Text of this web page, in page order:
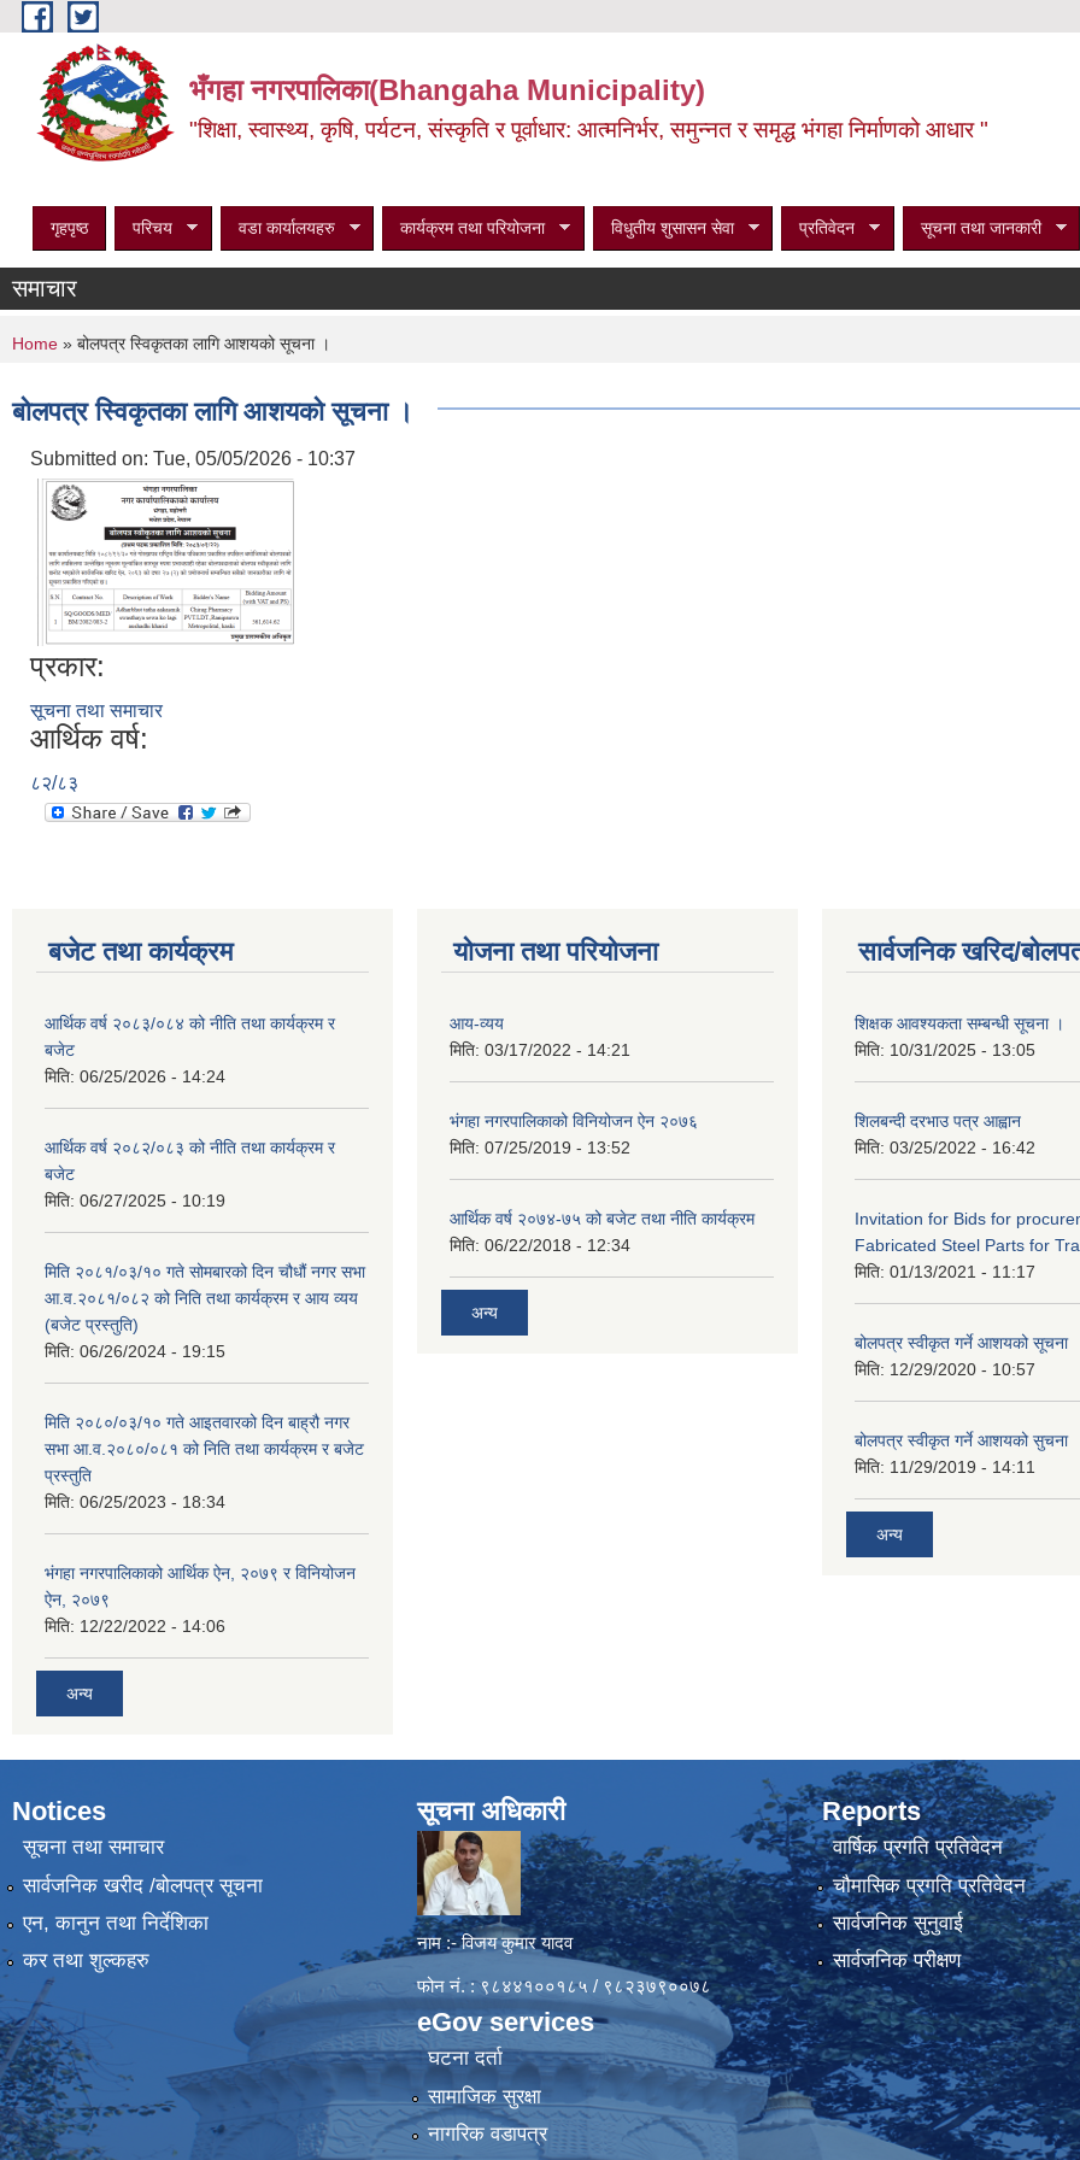
Skip to main content
भँगहा नगरपालिका(Bhangaha Municipality)
"शिक्षा, स्वास्थ्य, कृषि, पर्यटन, संस्कृति र पूर्वाधार: आत्मनिर्भर, समुन्नत र समृद्ध भंगहा निर्माणको आधार "
गृहपृष्ठ परिचय वडा कार्यालयहरु कार्यक्रम तथा परियोजना विधुतीय शुसासन सेवा प्रतिवेदन सूचना तथा जानकारी
समाचार
You are here
Home » बोलपत्र स्विकृतका लागि आशयको सूचना ।
बोलपत्र स्विकृतका लागि आशयको सूचना ।
Submitted on: Tue, 05/05/2026 - 10:37
प्रकार:
सूचना तथा समाचार
आर्थिक वर्ष:
८२/८३
बजेट तथा कार्यक्रम
आर्थिक वर्ष २०८३/०८४ को नीति तथा कार्यक्रम र
बजेट
मिति: 06/25/2026 - 14:24
आर्थिक वर्ष २०८२/०८३ को नीति तथा कार्यक्रम र
बजेट
मिति: 06/27/2025 - 10:19
मिति २०८१/०३/१० गते सोमबारको दिन चौधौं नगर सभा
आ.व.२०८१/०८२ को निति तथा कार्यक्रम र आय व्यय
(बजेट प्रस्तुति)
मिति: 06/26/2024 - 19:15
मिति २०८०/०३/१० गते आइतवारको दिन बाह्रौ नगर
सभा आ.व.२०८०/०८१ को निति तथा कार्यक्रम र बजेट
प्रस्तुति
मिति: 06/25/2023 - 18:34
भंगहा नगरपालिकाको आर्थिक ऐन, २०७९ र विनियोजन
ऐन, २०७९
मिति: 12/22/2022 - 14:06
अन्य
योजना तथा परियोजना
आय-व्यय
मिति: 03/17/2022 - 14:21
भंगहा नगरपालिकाको विनियोजन ऐन २०७६
मिति: 07/25/2019 - 13:52
आर्थिक वर्ष २०७४-७५ को बजेट तथा नीति कार्यक्रम
मिति: 06/22/2018 - 12:34
अन्य
सार्वजनिक खरिद/
शिक्षक आवश्यकता सम्बन्धी सूचना ।
मिति: 10/31/2025 - 13:05
शिलबन्दी दरभाउ पत्र आह्वान
मिति: 03/25/2022 - 16:42
Invitation for Bids for
Fabricated Steel Parts for
मिति: 01/13/2021 - 11:17
बोलपत्र स्वीकृत गर्ने आशयको सूचना
मिति: 12/29/2020 - 10:57
बोलपत्र स्वीकृत गर्ने आशयको सुचना
मिति: 11/29/2019 - 14:11
अन्य
Notices
सूचना तथा समाचार
सार्वजनिक खरीद /बोलपत्र सूचना
एन, कानुन तथा निर्देशिका
कर तथा शुल्कहरु
सूचना अधिकारी
नाम :- विजय कुमार यादव
फोन नं. : ९८४४१००१८५ / ९८२३७९००७८
eGov services
घटना दर्ता
सामाजिक सुरक्षा
नागरिक वडापत्र
Reports
वार्षिक प्रगति प्रतिवेदन
चौमासिक प्रगति प्रतिवेदन
सार्वजनिक सुनुवाई
सार्वजनिक परीक्षण